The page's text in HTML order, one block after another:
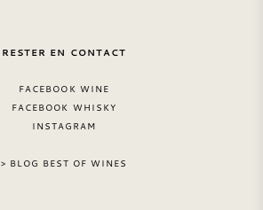
RESTER EN CONTACT
FACEBOOK WINE
FACEBOOK WHISKY
INSTAGRAM
> BLOG BEST OF WINES